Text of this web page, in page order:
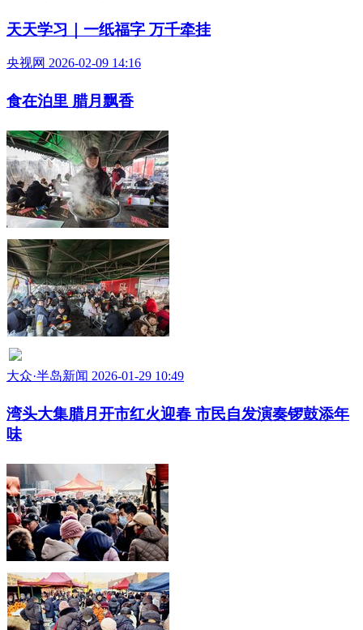
天天学习｜一纸福字 万千牵挂
央视网 2026-02-09 14:16
食在泊里 腊月飘香
大众·半岛新闻 2026-01-29 10:49
湾头大集腊月开市红火迎春 市民自发演奏锣鼓添年
味